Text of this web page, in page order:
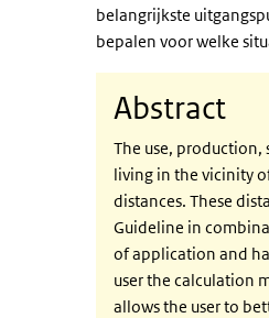
belangrijkste
bepalen voor welke
Abstract
The use, production,
living in the vicinity
distances. These
Guideline in
of application and
user the calculation
allows the user to